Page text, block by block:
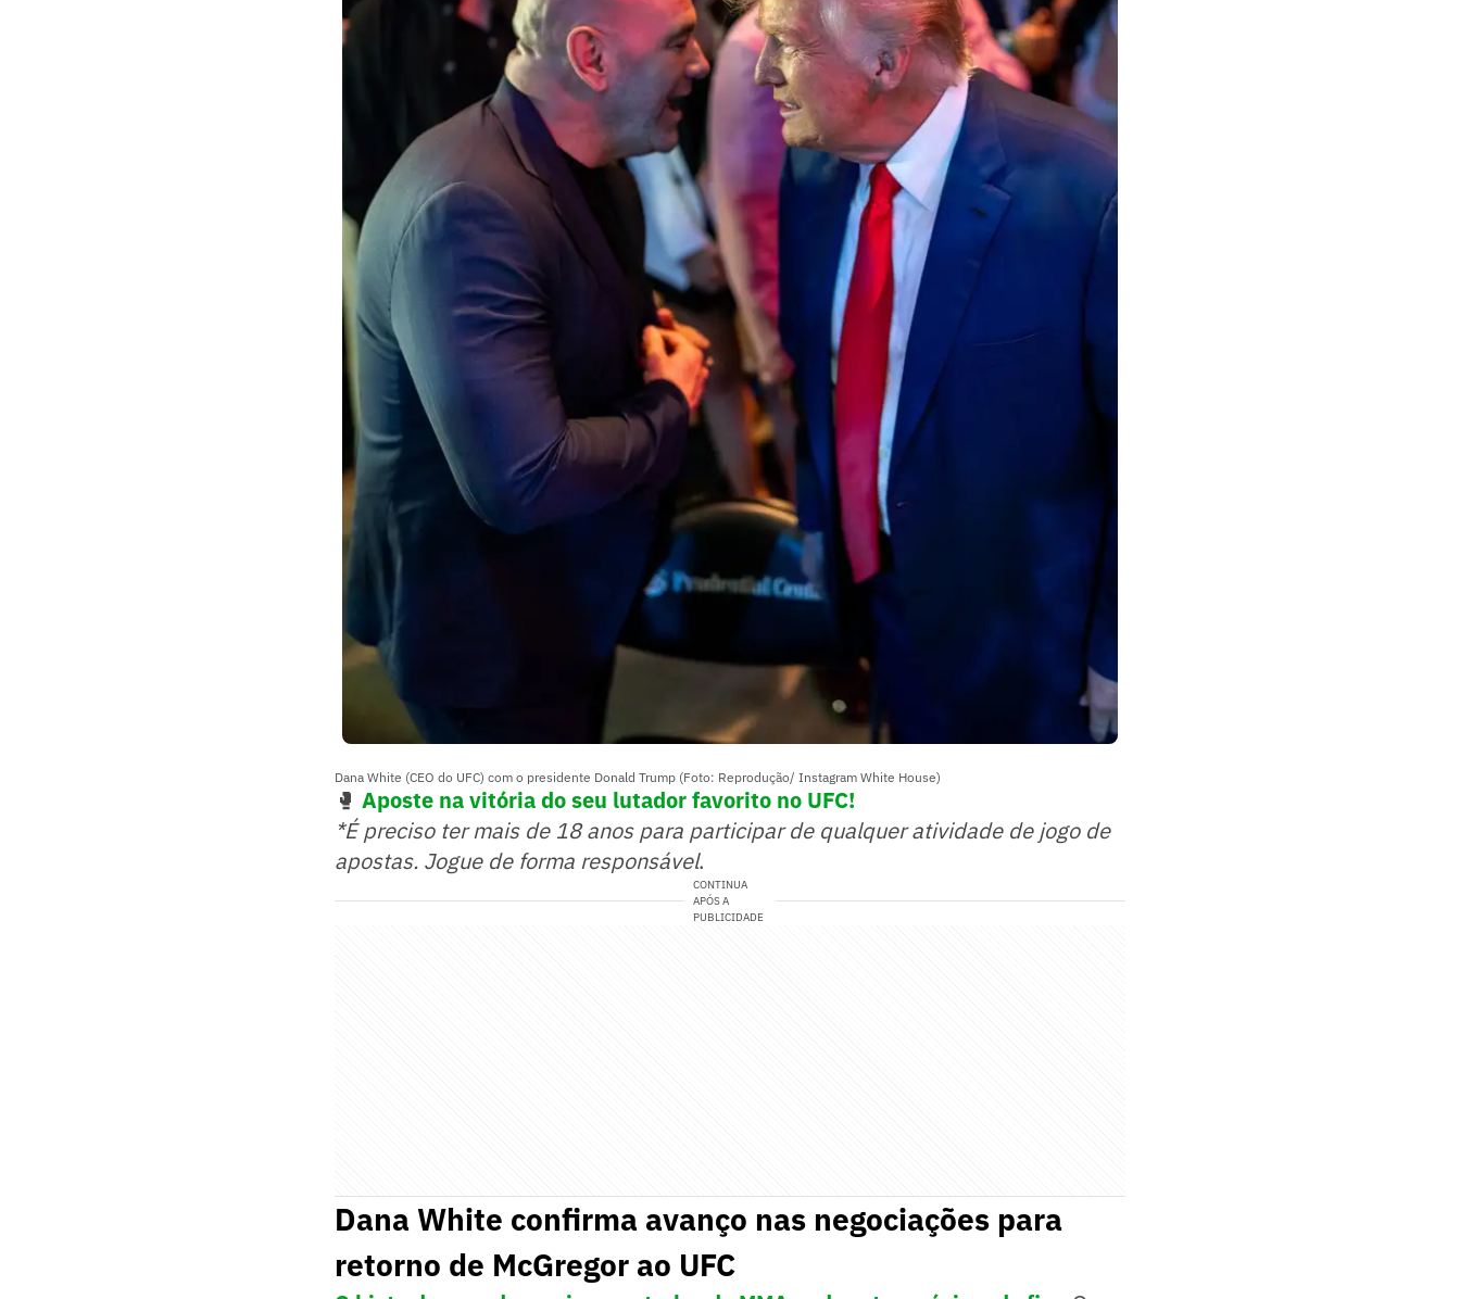
Dana White (CEO do UFC) com o presidente Donald Trump (Foto: Reprodução/ Instagram White House)
🥊 Aposte na vitória do seu lutador favorito no UFC!
*É preciso ter mais de 18 anos para participar de qualquer atividade de jogo de
apostas. Jogue de forma responsável.
CONTINUA
APÓS A
PUBLICIDADE
Dana White confirma avanço nas negociações para
retorno de McGregor ao UFC